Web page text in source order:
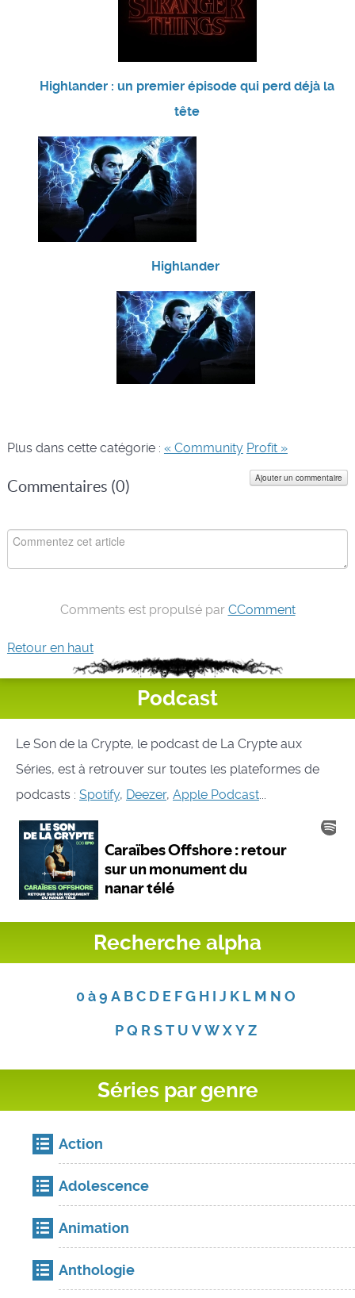
Highlander : un premier épisode qui perd déjà la
tête
Highlander
Plus dans cette catégorie : « Community Profit »
Commentaires (0)
Ajouter un commentaire
Comments est propulsé par CComment
Retour en haut
Podcast
Le Son de la Crypte, le podcast de La Crypte aux
Séries, est à retrouver sur toutes les plateformes de
podcasts : Spotify, Deezer, Apple Podcast...
Recherche alpha
0 à 9 A B C D E F G H I J K L M N O
P Q R S T U V W X Y Z
Séries par genre
Action
Adolescence
Animation
Anthologie